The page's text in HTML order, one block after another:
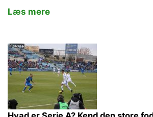
Læs mere